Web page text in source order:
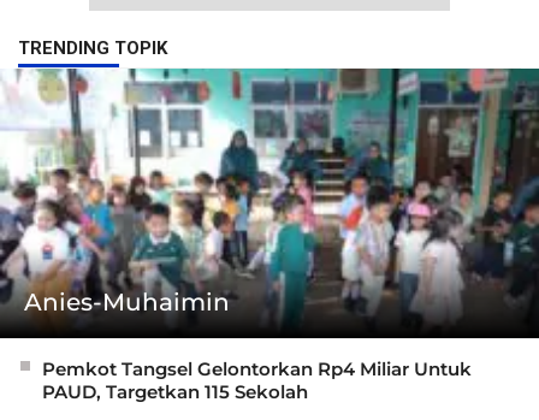
TRENDING TOPIK
Anies-Muhaimin
Pemkot Tangsel Gelontorkan Rp4 Miliar Untuk
PAUD, Targetkan 115 Sekolah